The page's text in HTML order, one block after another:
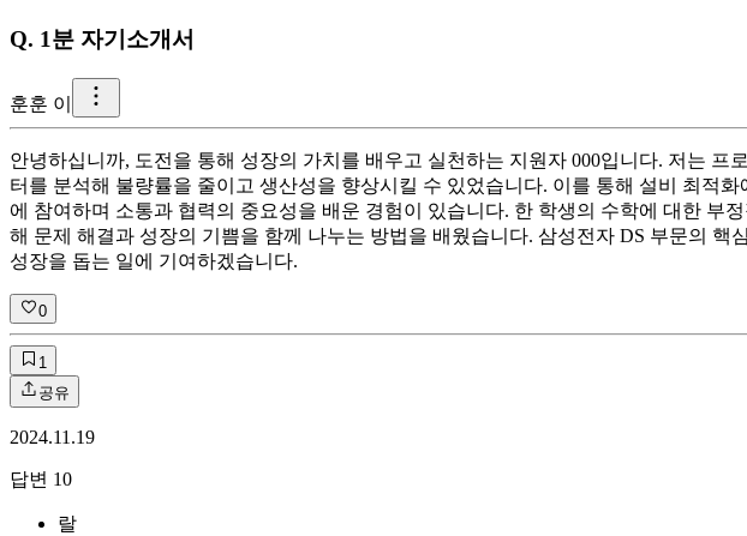
Q. 1분 자기소개서
훈훈 이
안녕하십니까, 도전을 통해 성장의 가치를 배우고 실천하는 지원자 000입니다. 저는
터를 분석해 불량률을 줄이고 생산성을 향상시킬 수 있었습니다. 이를 통해 설비 최적
에 참여하며 소통과 협력의 중요성을 배운 경험이 있습니다. 한 학생의 수학에 대한 부
해 문제 해결과 성장의 기쁨을 함께 나누는 방법을 배웠습니다. 삼성전자 DS 부문의
성장을 돕는 일에 기여하겠습니다.
0
1
공유
2024.11.19
답변 10
랄